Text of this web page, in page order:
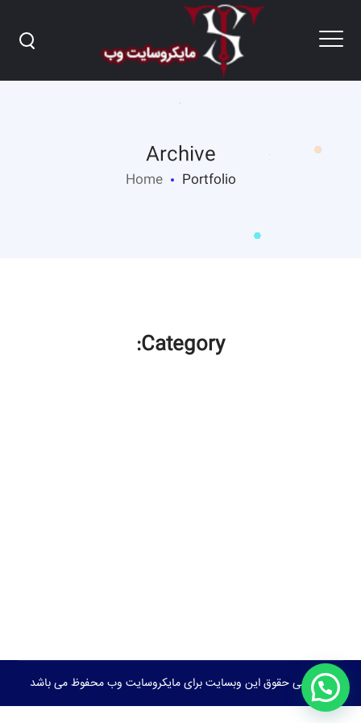
Archive
Home Portfolio
Category:
© تمامی حقوق این وبسایت برای مایکروسایت وب محفوظ می باشد